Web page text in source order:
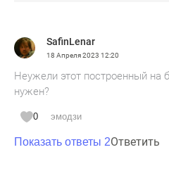
SafinLenar
18 Апреля 2023 12:20
Неужели этот построенный на
нужен?
0 эмодзи
Показать ответы 2Ответить